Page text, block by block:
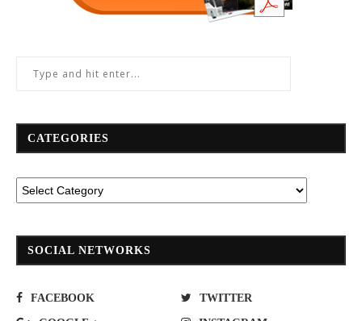
CATEGORIES
SOCIAL NETWORKS
FACEBOOK TWITTER